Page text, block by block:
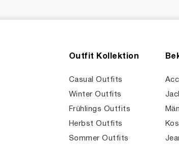
Outfit Kollektion
Casual Outfits
Winter Outfits
Frühlings Outfits
Herbst Outfits
Sommer Outfits